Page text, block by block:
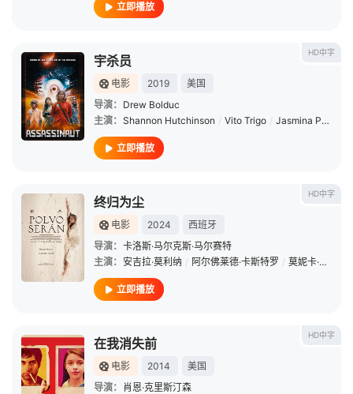
立即播放
HD中字
宇杀员
电影 2019
美国
导演： Drew Bolduc
主演： Shannon Hutchinson / Vito Trigo / Jasmina Parent
立即播放
HD中字
终归为尘
电影 2024
西班牙
导演： 卡洛斯·马尔克斯·马尔赛特
主演： 安吉拉·莫利纳 / 阿尔佛莱德·卡斯特罗 / 莫妮卡·阿尔米拉尔
立即播放
HD中字
在我消失前
电影 2014
美国
导演：
肖恩·克里斯汀森